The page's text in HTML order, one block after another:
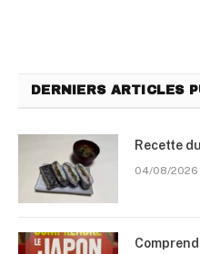
DERNIERS ARTICLES
Recette
04/08/2026